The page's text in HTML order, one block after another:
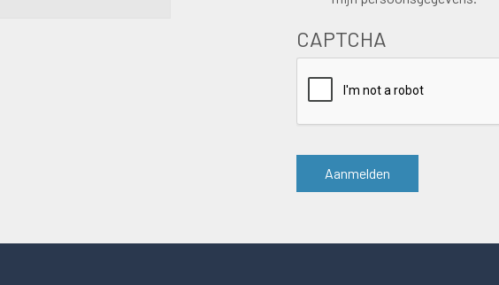
voorwaarden *
CAPTCHA